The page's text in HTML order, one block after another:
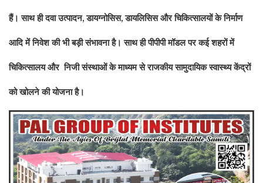
हैं। साथ ही दवा उत्पादन,डायग्नोसिस,डायलिसिस और चिकित्सालयों के निर्माण
आदि में निवेश की भी बड़ी संभावना है। साथ ही पीपीपी मॉडल पर कई शहरों में
चिकित्सालय और निजी संस्थाओं के माध्यम से राजकीय सामुदायिक स्वास्थ्य केंद्रों
को खोलने की योजना है।